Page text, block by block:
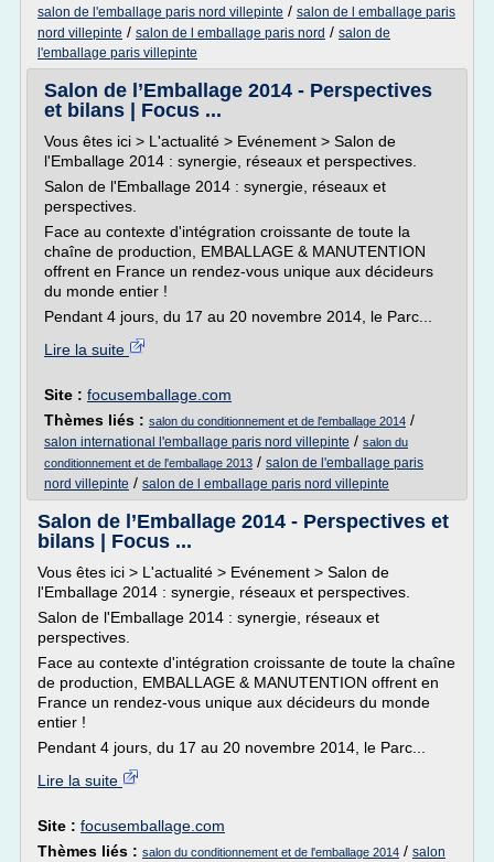
salon de l'emballage paris nord villepinte / salon de l emballage paris
nord villepinte / salon de l emballage paris nord / salon de
l'emballage paris villepinte
Salon de l’Emballage 2014 - Perspectives
et bilans | Focus ...
Vous êtes ici > L'actualité > Evénement > Salon de
l'Emballage 2014 : synergie, réseaux et perspectives.
Salon de l'Emballage 2014 : synergie, réseaux et
perspectives.
Face au contexte d'intégration croissante de toute la
chaîne de production, EMBALLAGE & MANUTENTION
offrent en France un rendez-vous unique aux décideurs
du monde entier !
Pendant 4 jours, du 17 au 20 novembre 2014, le Parc...
Lire la suite
Site : focusemballage.com
Thèmes liés : salon du conditionnement et de l'emballage 2014 /
salon international l'emballage paris nord villepinte / salon du
conditionnement et de l'emballage 2013 / salon de l'emballage paris
nord villepinte / salon de l emballage paris nord villepinte
Salon de l’Emballage 2014 - Perspectives et
bilans | Focus ...
Vous êtes ici > L'actualité > Evénement > Salon de
l'Emballage 2014 : synergie, réseaux et perspectives.
Salon de l'Emballage 2014 : synergie, réseaux et
perspectives.
Face au contexte d'intégration croissante de toute la chaîne
de production, EMBALLAGE & MANUTENTION offrent en
France un rendez-vous unique aux décideurs du monde
entier !
Pendant 4 jours, du 17 au 20 novembre 2014, le Parc...
Lire la suite
Site : focusemballage.com
Thèmes liés : salon du conditionnement et de l'emballage 2014 / salon